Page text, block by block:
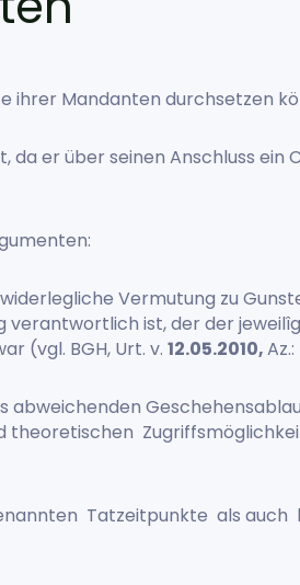
ihrer Mandanten durchsetzen
er über seinen Anschluss ein
Vermutung zu
verantwortlich ist, der der
(vgl. BGH, Urt. v. 12.05.2010,Az.:
abweichenden
Tatzeitpunkte als auch